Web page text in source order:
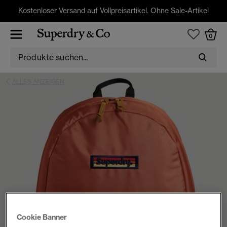
Kostenloser Versand auf Vollpreisartikel. Ohne Sale-Artikel
0
Cookie Banner